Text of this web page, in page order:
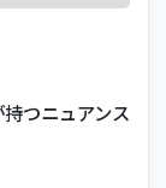
つニュアンス